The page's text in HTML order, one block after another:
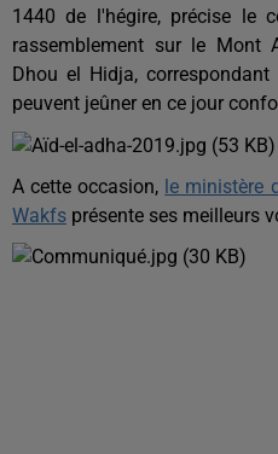
1440 de l'hégire, précise le
rassemblement sur le Mont
Dhou el Hidja,
peuvent jeûner en ce jour
A cette occasion, le ministère
Wakfs présente ses meilleurs